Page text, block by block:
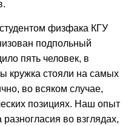
физфака КГУ
подпольный
пять человек, в
кружка стояли на самых
во всяком случае,
позициях. Наш опыт
во взглядах,